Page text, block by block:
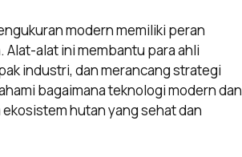
modern memiliki peran
alat ini membantu para ahli
industri, dan merancang strategi
bagaimana teknologi modern dan
hutan yang sehat dan